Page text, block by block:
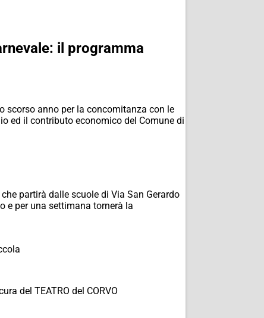
il programma
scorso anno per la concomitanza con le
ed il contributo economico del Comune di
partirà dalle scuole di Via San Gerardo
e per una settimana tornerà la
del TEATRO del CORVO